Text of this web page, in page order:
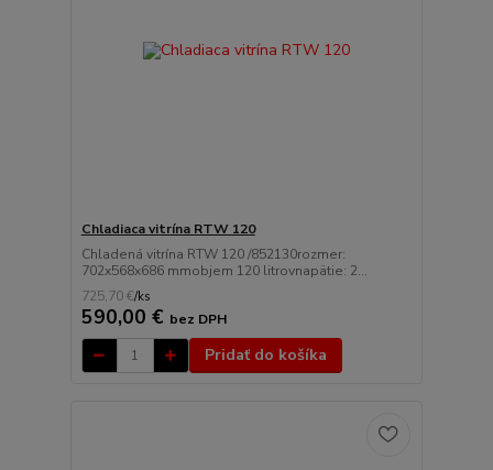
Chladiaca vitrína RTW 120
Chladená vitrína RTW 120 /852130rozmer:
702x568x686 mmobjem 120 litrovnapätie: 2...
725,70 €/ks
590,00 € bez DPH
Pridať do košíka